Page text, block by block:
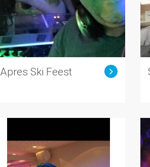
Apres Ski Feest